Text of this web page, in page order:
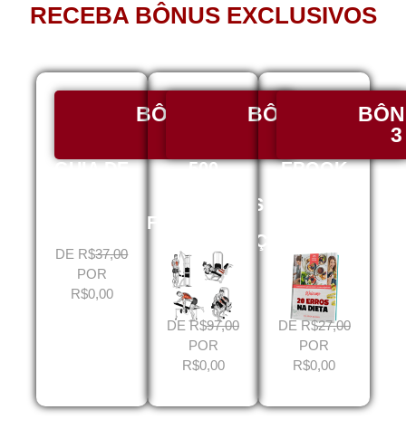
RECEBA BÔNUS EXCLUSIVOS
BÔNUS
GUIA DE
HIPERTROFIA
DE R$37,00
POR
R$0,00
BÔNUS
500
ANIMADOS
MUSCULAÇÃO
DE R$97,00
POR
R$0,00
3
EBOOK
DE R$27,00
POR
R$0,00